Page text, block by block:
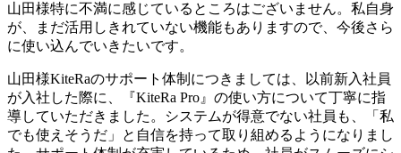
山田様特に不満に感じているところはございません。私自身
が、まだ活用しきれていない機能もありますので、今後さら
に使い込んでいきたいです。
山田様KiteRaのサポート体制につきましては、以前新入社員
が入社した際に、『KiteRa Pro』の使い方について丁寧に指
導していただきました。
システムが得意でない社員も、「私
でも使えそうだ」と自信を持って取り組めるようになりまし